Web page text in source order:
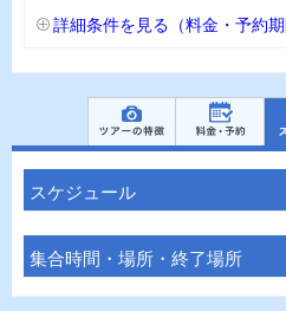
詳細条件を見る（料金・予約期
スケジュール
集合時間・場所・終了場所